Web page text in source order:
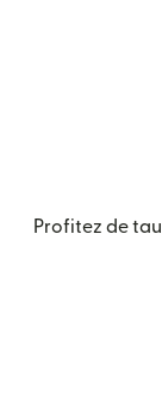
Profitez de